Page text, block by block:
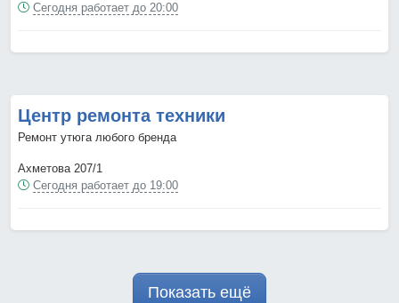
Сегодня работает до 20:00
Центр ремонта техники
Ремонт утюга любого бренда
Ахметова 207/1
Сегодня работает до 19:00
Показать ещё